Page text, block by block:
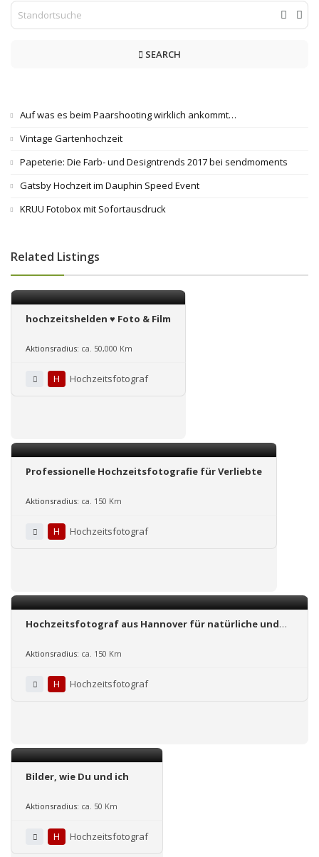
SEARCH
Auf was es beim Paarshooting wirklich ankommt…
Vintage Gartenhochzeit
Papeterie: Die Farb- und Designtrends 2017 bei sendmoments
Gatsby Hochzeit im Dauphin Speed Event
KRUU Fotobox mit Sofortausdruck
Related Listings
hochzeitshelden ♥ Foto & Film
Aktionsradius: ca. 50,000 Km
H Hochzeitsfotograf
Professionelle Hochzeitsfotografie für Verliebte
Aktionsradius: ca. 150 Km
H Hochzeitsfotograf
Hochzeitsfotograf aus Hannover für natürliche und
Aktionsradius: ca. 150 Km
H Hochzeitsfotograf
Bilder, wie Du und ich
Aktionsradius: ca. 50 Km
H Hochzeitsfotograf